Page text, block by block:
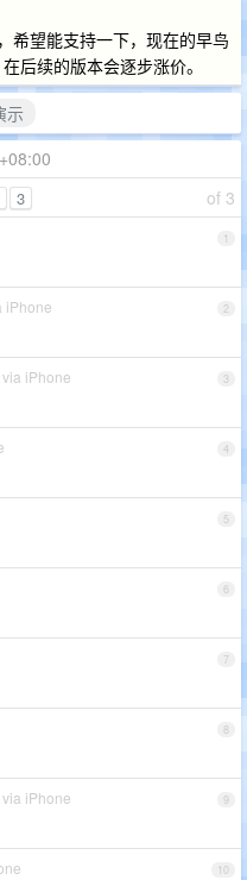
希望能支持一下，现在的早鸟
后续的版本会逐步涨价。
示
of 3
3
1
2
iPhone
3
iPhone
4
5
6
7
8
9
iPhone
10